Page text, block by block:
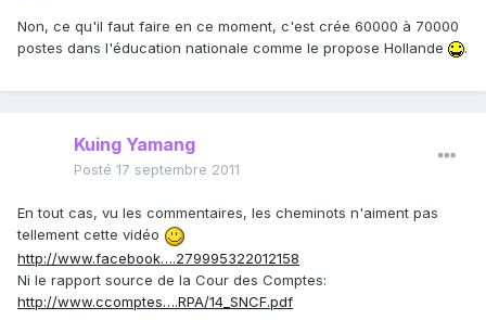
Non, ce qu'il faut faire en ce moment, c'est crée 60000 à 70000
postes dans l'éducation nationale comme le propose Hollande
.
Kuing Yamang
Posté 17 septembre 2011
En tout cas, vu les commentaires, les cheminots n'aiment pas
tellement cette vidéo
http://www.facebook….279995322012158
Ni le rapport source de la Cour des Comptes:
http://www.ccomptes….RPA/14_SNCF.pdf